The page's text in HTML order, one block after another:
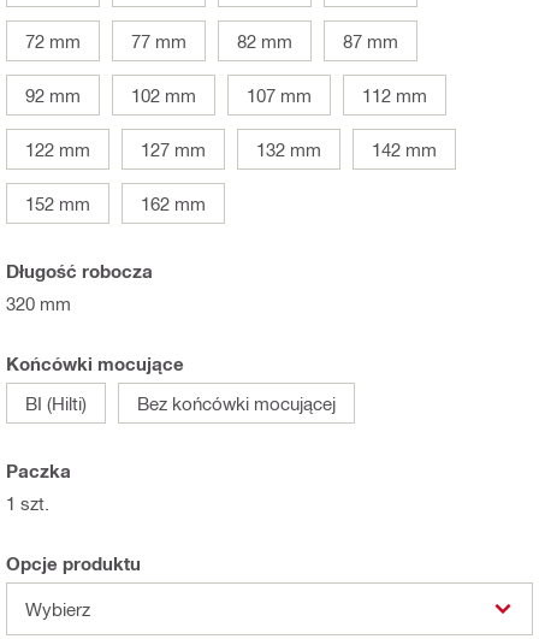
72 mm 77 mm 82 mm 87 mm
92 mm 102 mm 107 mm 112 mm
122 mm 127 mm 132 mm 142 mm
152 mm 162 mm
Długość robocza
320 mm
Końcówki mocujące
BI (Hilti)
Bez końcówki mocującej
Paczka
1 szt.
Opcje produktu
Wybierz